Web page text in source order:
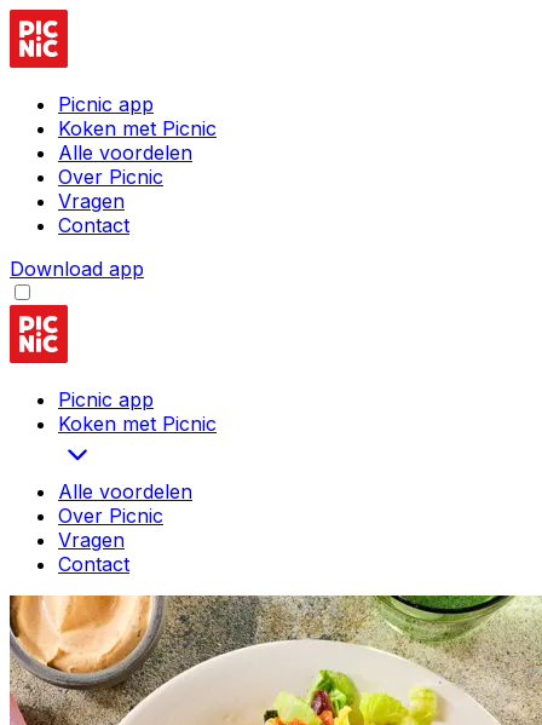
Picnic app
Koken met Picnic
Alle voordelen
Over Picnic
Vragen
Contact
Download app
Picnic app
Koken met Picnic
Alle voordelen
Over Picnic
Vragen
Contact